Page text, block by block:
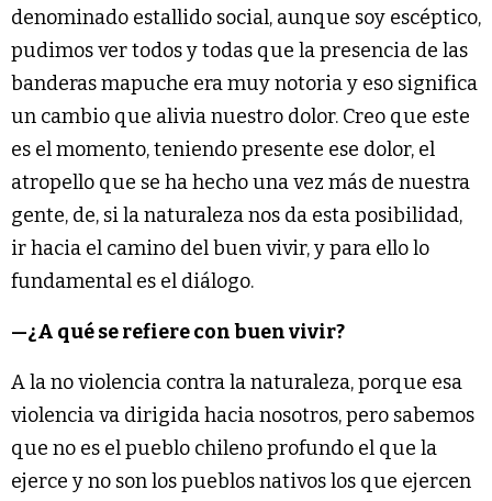
denominado estallido social, aunque soy escéptico,
pudimos ver todos y todas que la presencia de las
banderas mapuche era muy notoria y eso significa
un cambio que alivia nuestro dolor. Creo que este
es el momento, teniendo presente ese dolor, el
atropello que se ha hecho una vez más de nuestra
gente, de, si la naturaleza nos da esta posibilidad,
ir hacia el camino del buen vivir, y para ello lo
fundamental es el diálogo.
—¿A qué se refiere con buen vivir?
A la no violencia contra la naturaleza, porque esa
violencia va dirigida hacia nosotros, pero sabemos
que no es el pueblo chileno profundo el que la
ejerce y no son los pueblos nativos los que ejercen